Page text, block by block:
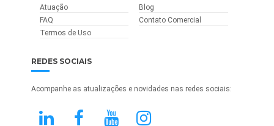
Atuação
Blog
FAQ
Contato Comercial
Termos de Uso
REDES SOCIAIS
Acompanhe as atualizações e novidades nas redes sociais: